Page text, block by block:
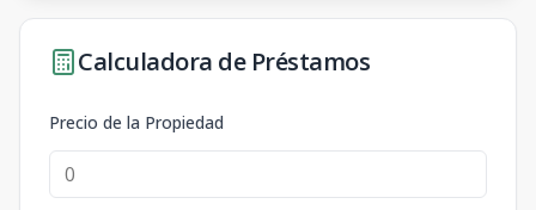
Calculadora de Préstamos
Precio de la Propiedad